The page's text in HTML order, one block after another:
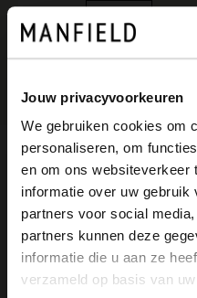
Jouw privacyvoorkeuren
We gebruiken cookies om
personaliseren, om
en om ons websiteverkeer
informatie over uw gebruik
partners voor social
partners kunnen deze
informatie die u aan ze
verzameld op basis van
Schwarze Chelsea
Marke Manfield.
View this
It looks like your
you like to switch to